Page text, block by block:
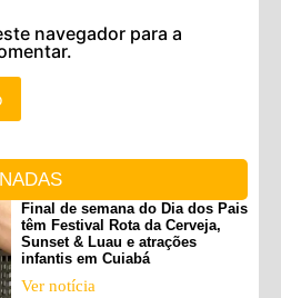
navegador para a
Final de semana do Dia dos Pais
têm Festival Rota da Cerveja,
Sunset & Luau e atrações
infantis em Cuiabá
Ver notícia